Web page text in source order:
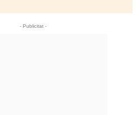
- Publicitat -